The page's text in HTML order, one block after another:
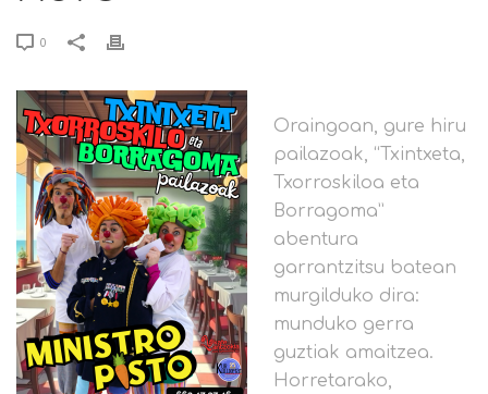
0
Oraingoan, gure hiru
pailazoak, “Txintxeta,
Txorroskiloa eta
Borragoma”
abentura
garrantzitsu batean
murgilduko dira:
munduko gerra
guztiak amaitzea.
Horretarako,